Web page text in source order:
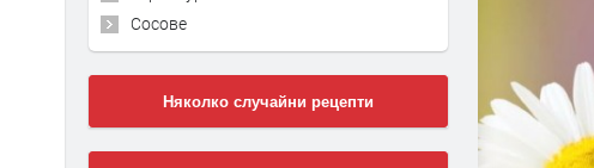
Сосове
Няколко случайни рецепти